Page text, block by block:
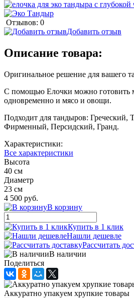
Отзывов: 0
Добавить отзыв
Описание товара:
Оригинальное решение для вашего
С помощью Елочки можно готовить
одновременно и мясо и овощи.
Подходит для тандыров: Греческий,
Фирменный, Персидский, Гранд.
Характеристики:
Все характеристики
Высота
40 см
Диаметр
23 см
4 500 руб.
В корзину
Купить в 1 клик
Нашли дешевле
Рассчитать
В наличии
Поделиться
Аккуратно упакуем хрупкие товары